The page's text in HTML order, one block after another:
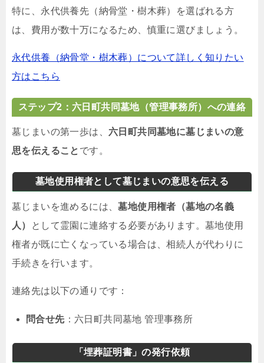
特に、永代供養先（納骨堂・樹木葬）を選ばれる方
は、費用が数十万になるため、慎重に選びましょう。
永代供養（納骨堂・樹木葬）について詳しく知りたい
方はこちら
ステップ2：六日町共同墓地（管理事務所）への連絡
墓じまいの第一歩は、 六日町共同墓地に墓じまいの意
思を伝えること です。
墓地使用権者として墓じまいの意思を伝える
墓じまいを進めるには、墓地使用権者（墓地の名義
人）
として霊園に連絡する必要があります。墓地使用
権者が既に亡くなっている場合は、相続人が代わりに
手続きを行います。
連絡先は以下の通りです：
問合せ先：六日町共同墓地 管理事務所
「埋葬証明書」の発行依頼